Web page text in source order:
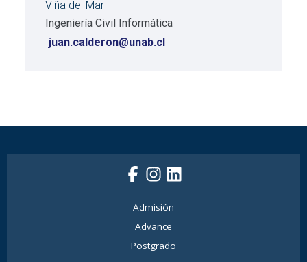
Viña del Mar
Ingeniería Civil Informática
juan.calderon@unab.cl